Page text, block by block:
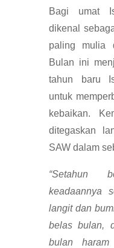
Bagi umat
dikenal
paling mulia
Bulan ini
tahun baru
untuk
kebaikan.
ditegaskan
SAW dalam
“Setahun
keadaannya
langit dan
belas bulan,
bulan